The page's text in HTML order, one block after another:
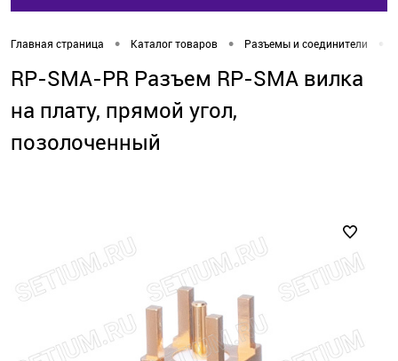
Главная страница • Каталог товаров • Разъемы и соединители
RP-SMA-PR Разъем RP-SMA вилка
на плату, прямой угол,
позолоченный